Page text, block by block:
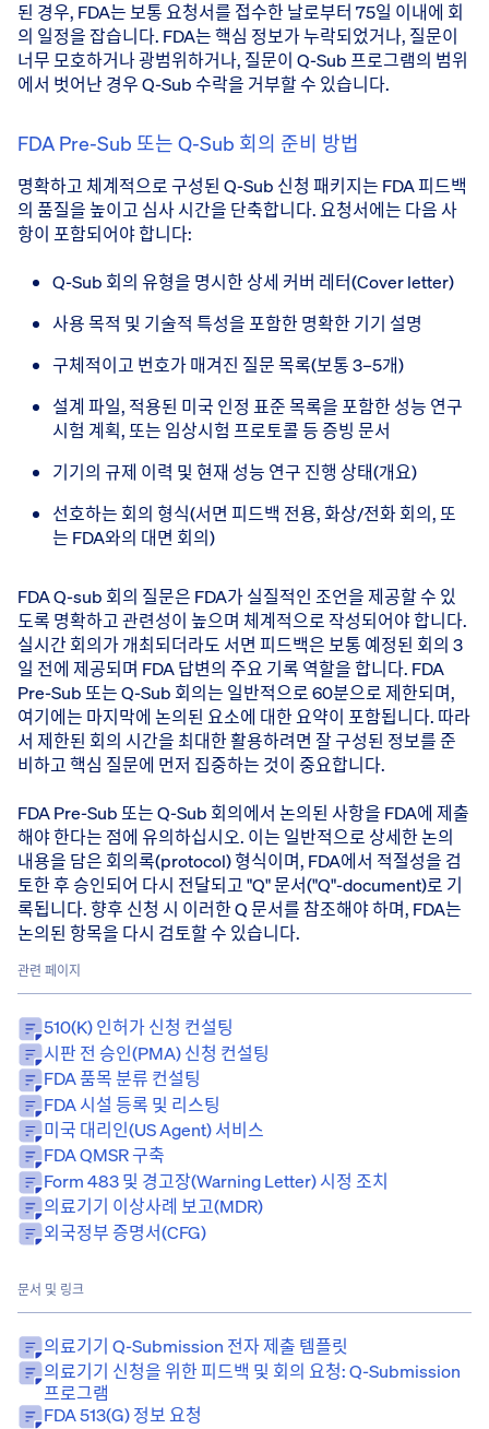
된 경우, FDA는 보통 요청서를 접수한 날로부터 75일 이내에 회
의 일정을 잡습니다. FDA는 핵심 정보가 누락되었거나, 질문이
너무 모호하거나 광범위하거나, 질문이 Q-Sub 프로그램의 범위
에서 벗어난 경우 Q-Sub 수락을 거부할 수 있습니다.
FDA Pre-Sub 또는 Q-Sub 회의 준비 방법
명확하고 체계적으로 구성된 Q-Sub 신청 패키지는 FDA 피드백
의 품질을 높이고 심사 시간을 단축합니다. 요청서에는 다음 사
항이 포함되어야 합니다:
Q-Sub 회의 유형을 명시한 상세 커버 레터(Cover letter)
사용 목적 및 기술적 특성을 포함한 명확한 기기 설명
구체적이고 번호가 매겨진 질문 목록(보통 3–5개)
설계 파일, 적용된 미국 인정 표준 목록을 포함한 성능 연구
시험 계획, 또는 임상시험 프로토콜 등 증빙 문서
기기의 규제 이력 및 현재 성능 연구 진행 상태(개요)
선호하는 회의 형식(서면 피드백 전용, 화상/전화 회의, 또
는 FDA와의 대면 회의)
FDA Q-sub 회의 질문은 FDA가 실질적인 조언을 제공할 수 있
도록 명확하고 관련성이 높으며 체계적으로 작성되어야 합니다.
실시간 회의가 개최되더라도 서면 피드백은 보통 예정된 회의 3
일 전에 제공되며 FDA 답변의 주요 기록 역할을 합니다. FDA
Pre-Sub 또는 Q-Sub 회의는 일반적으로 60분으로 제한되며,
여기에는 마지막에 논의된 요소에 대한 요약이 포함됩니다. 따라
서 제한된 회의 시간을 최대한 활용하려면 잘 구성된 정보를 준
비하고 핵심 질문에 먼저 집중하는 것이 중요합니다.
FDA Pre-Sub 또는 Q-Sub 회의에서 논의된 사항을 FDA에 제출
해야 한다는 점에 유의하십시오. 이는 일반적으로 상세한 논의
내용을 담은 회의록(protocol) 형식이며, FDA에서 적절성을 검
토한 후 승인되어 다시 전달되고 "Q" 문서("Q"-document)로 기
록됩니다. 향후 신청 시 이러한 Q 문서를 참조해야 하며, FDA는
논의된 항목을 다시 검토할 수 있습니다.
관련 페이지
510(k) 인허가 신청 컨설팅
시판 전 승인(PMA) 신청 컨설팅
FDA 품목 분류 컨설팅
FDA 시설 등록 및 리스팅
미국 대리인(US Agent) 서비스
FDA QMSR 구축
Form 483 및 경고장(Warning Letter) 시정 조치
의료기기 이상사례 보고(MDR)
외국정부 증명서(CFG)
문서 및 링크
의료기기 Q-Submission 전자 제출 템플릿
의료기기 신청을 위한 피드백 및 회의 요청: Q-Submission
프로그램
FDA 513(g) 정보 요청